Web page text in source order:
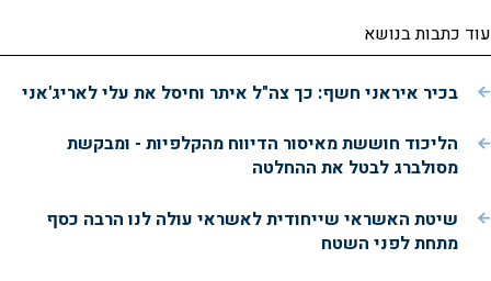
עוד כתבות בנושא
בכיר איראני חשף: כך צה"ל איתר וחיסל את עלי לאריג'אני
הליכוד חוששת מאיסור הדיווח מהקלפיות - ומבקשת
מסולברג לבטל את ההחלטה
שיטת האשראי שייחודית לאשראי עולה לנו הרבה כסף
מתחת לפני השטח